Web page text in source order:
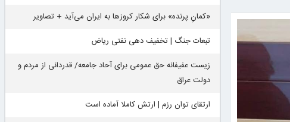
«کمانِ پرنده» برای شکار کروزها به ایران می‌آید + تصاویر
تبعات جنگ | تخفیف دهی نفتی ریاض
زیست عفیفانه حق عمومی برای آحاد جامعه/ قدردانی از مردم و
دولت عراق
ارتقای توان رزم | ارتش کاملا آماده است